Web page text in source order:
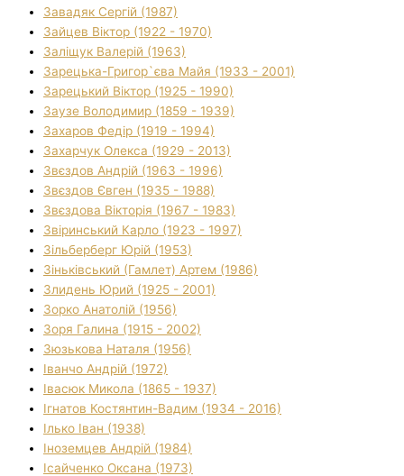
Завадяк Сергій (1987)
Зайцев Віктор (1922 - 1970)
Заліщук Валерій (1963)
Зарецька-Григор`єва Майя (1933 - 2001)
Зарецький Віктор (1925 - 1990)
Заузе Володимир (1859 - 1939)
Захаров Федір (1919 - 1994)
Захарчук Олекса (1929 - 2013)
Звєздов Андрій (1963 - 1996)
Звєздов Євген (1935 - 1988)
Звєздова Вікторія (1967 - 1983)
Звіринський Карло (1923 - 1997)
Зільберберг Юрій (1953)
Зіньківський (Гамлет) Артем (1986)
Злидень Юрий (1925 - 2001)
Зорко Анатолій (1956)
Зоря Галина (1915 - 2002)
Зюзькова Наталя (1956)
Іванчо Андрій (1972)
Івасюк Микола (1865 - 1937)
Ігнатов Костянтин-Вадим (1934 - 2016)
Ілько Іван (1938)
Іноземцев Андрій (1984)
Ісайченко Оксана (1973)